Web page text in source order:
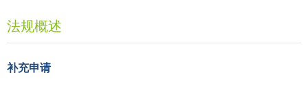
法规概述
补充申请